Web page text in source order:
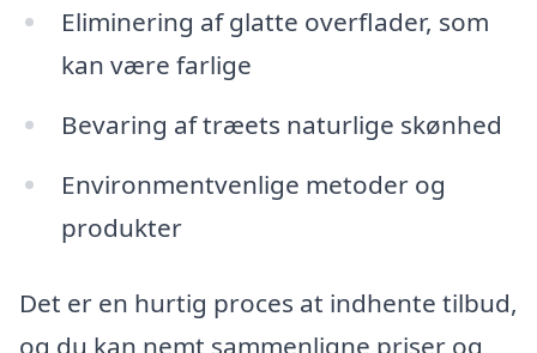
Eliminering af glatte overflader, som
kan være farlige
Bevaring af træets naturlige skønhed
Environmentvenlige metoder og
produkter
Det er en hurtig proces at indhente tilbud,
og du kan nemt sammenligne priser og